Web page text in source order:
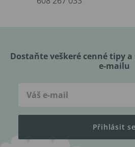
Dostaňte veškeré cenné tipy
e-mailu
Přihlásit se